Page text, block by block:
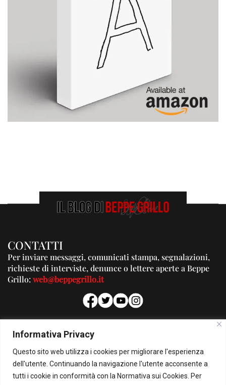
Informativa Privacy
Questo sito web utilizza i cookies per migliorare l'esperienza
dell'utente. Continuando la navigazione l'utente acconsente a
tutti i cookie in conformità con la Normativa sui Cookies. Per
CONTATTI
Per inviare messaggi, comunicati stampa, segnalazioni,
richieste di interviste, denunce o lettere aperte a Beppe
Grillo:web@beppegrillo.it
PUBBLICITA'
Per la tua pubblicità su questo Blog:
pubblicita@beppegrillo.it